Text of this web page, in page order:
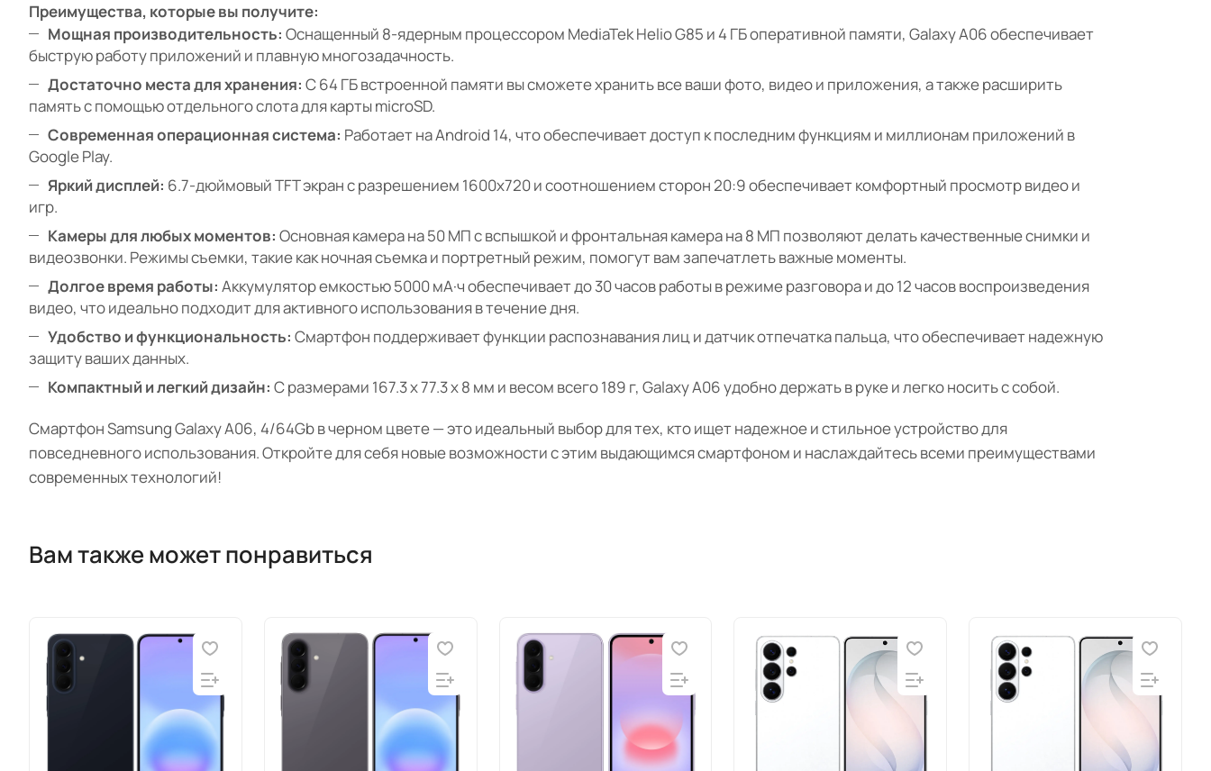
Преимущества, которые вы получите:
Мощная производительность: Оснащенный 8-ядерным процессором MediaTek Helio G85 и 4 ГБ оперативной памяти, Galaxy A06 обеспечивает
быструю работу приложений и плавную многозадачность.
Достаточно места для хранения: С 64 ГБ встроенной памяти вы сможете хранить все ваши фото, видео и приложения, а также расширить
память с помощью отдельного слота для карты microSD.
Современная операционная система: Работает на Android 14, что обеспечивает доступ к последним функциям и миллионам приложений в
Google Play.
Яркий дисплей: 6.7-дюймовый TFT экран с разрешением 1600x720 и соотношением сторон 20:9 обеспечивает комфортный просмотр видео и
игр.
Камеры для любых моментов: Основная камера на 50 МП с вспышкой и фронтальная камера на 8 МП позволяют делать качественные снимки и
видеозвонки. Режимы съемки, такие как ночная съемка и портретный режим, помогут вам запечатлеть важные моменты.
Долгое время работы: Аккумулятор емкостью 5000 мА·ч обеспечивает до 30 часов работы в режиме разговора и до 12 часов воспроизведения
видео, что идеально подходит для активного использования в течение дня.
Удобство и функциональность: Смартфон поддерживает функции распознавания лиц и датчик отпечатка пальца, что обеспечивает надежную
защиту ваших данных.
Компактный и легкий дизайн: С размерами 167.3 х 77.3 х 8 мм и весом всего 189 г, Galaxy A06 удобно держать в руке и легко носить с собой.
Смартфон Samsung Galaxy A06, 4/64Gb в черном цвете — это идеальный выбор для тех, кто ищет надежное и стильное устройство для
повседневного использования. Откройте для себя новые возможности с этим выдающимся смартфоном и наслаждайтесь всеми преимуществами
современных технологий!
Вам также может понравиться